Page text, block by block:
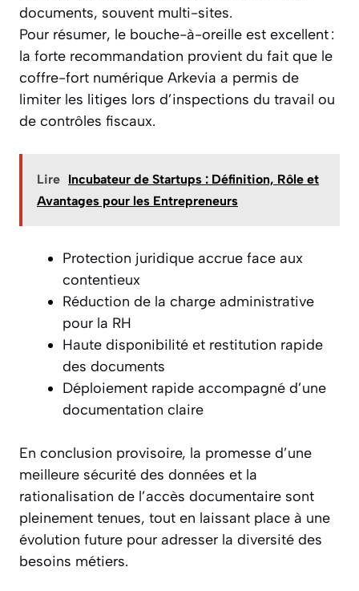
documents, souvent multi-sites.
Pour résumer, le bouche-à-oreille est excellent :
la forte recommandation provient du fait que le
coffre-fort numérique Arkevia a permis de
limiter les litiges lors d’inspections du travail ou
de contrôles fiscaux.
Lire Incubateur de Startups : Définition, Rôle et
Avantages pour les Entrepreneurs
Protection juridique accrue face aux
contentieux
Réduction de la charge administrative
pour la RH
Haute disponibilité et restitution rapide
des documents
Déploiement rapide accompagné d’une
documentation claire
En conclusion provisoire, la promesse d’une
meilleure sécurité des données et la
rationalisation de l’accès documentaire sont
pleinement tenues, tout en laissant place à une
évolution future pour adresser la diversité des
besoins métiers.